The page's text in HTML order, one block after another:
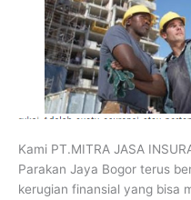
Kami PT.MITRA JASA
Parakan Jaya Bogor terus
kerugian finansial yang bisa